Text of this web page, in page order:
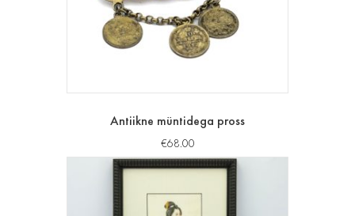
Antiikne müntidega pross
€68.00